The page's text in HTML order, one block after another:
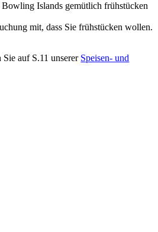
Bowling Islands gemütlich frühstücken
mit, dass Sie frühstücken wollen.
auf S.11 unserer Speisen- und